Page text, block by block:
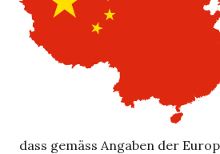
dass gemäss Angaben der